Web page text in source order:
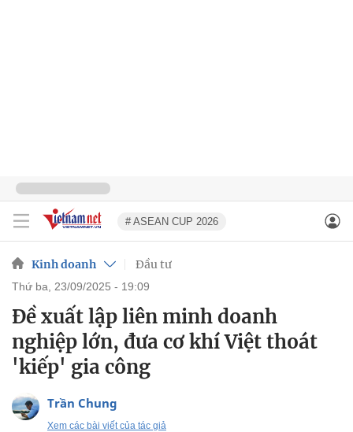
# ASEAN CUP 2026
Kinh doanh Đầu tư
thứ ba, 23/09/2025 - 19:09
Đề xuất lập liên minh doanh
nghiệp lớn, đưa cơ khí Việt thoát
'kiếp' gia công
Trần Chung
Xem các bài viết của tác giả